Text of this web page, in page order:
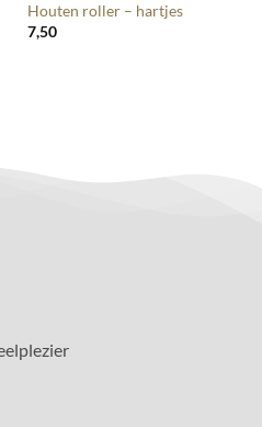
Houten roller – hartjes
7,50